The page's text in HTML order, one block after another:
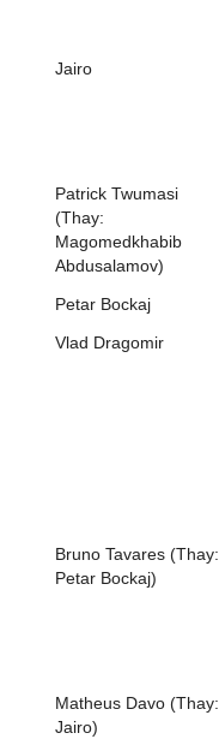
Jairo
Patrick Twumasi
(Thay:
Magomedkhabib
Abdusalamov)
Petar Bockaj
Vlad Dragomir
Bruno Tavares (Thay:
Petar Bockaj)
Matheus Davo (Thay:
Jairo)